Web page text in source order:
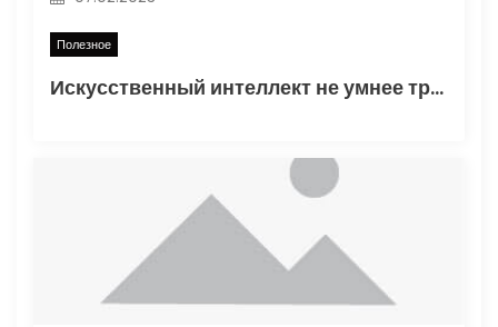
и Полезное
Искусственный интеллект не умнее трехлетнего ребенка